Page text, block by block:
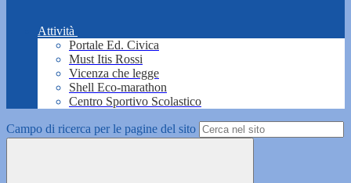
Attività
Portale Ed. Civica
Must Itis Rossi
Vicenza che legge
Shell Eco-marathon
Centro Sportivo Scolastico
Campo di ricerca per le pagine del sito